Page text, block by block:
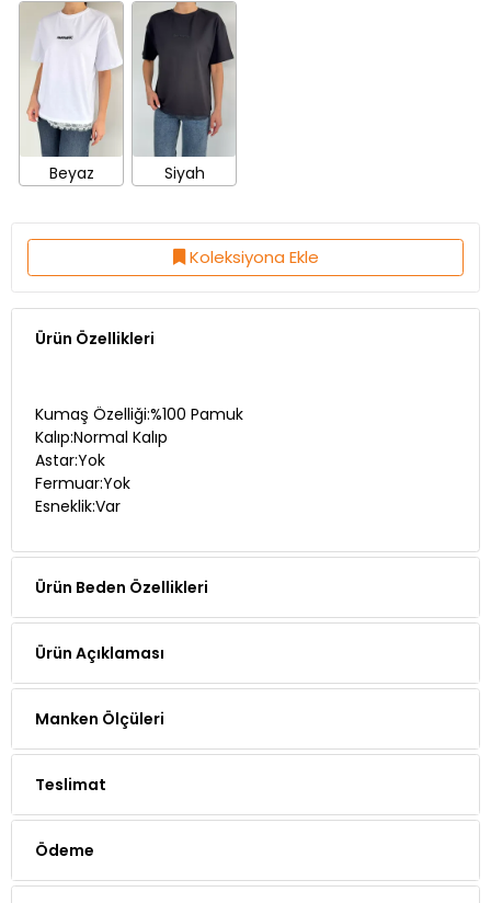
Beyaz Siyah
Koleksiyona Ekle
Ürün Özellikleri
Kumaş Özelliği:%100 Pamuk
Kalıp:Normal Kalıp
Astar:Yok
Fermuar:Yok
Esneklik:Var
Ürün Beden Özellikleri
Ürün Açıklaması
Manken Ölçüleri
Teslimat
Ödeme